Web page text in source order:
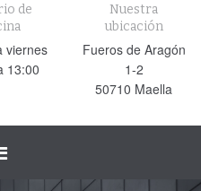
de
viernes
13:00
Nuestra
ubicación
Fueros de Aragón
1-2
50710 Maella